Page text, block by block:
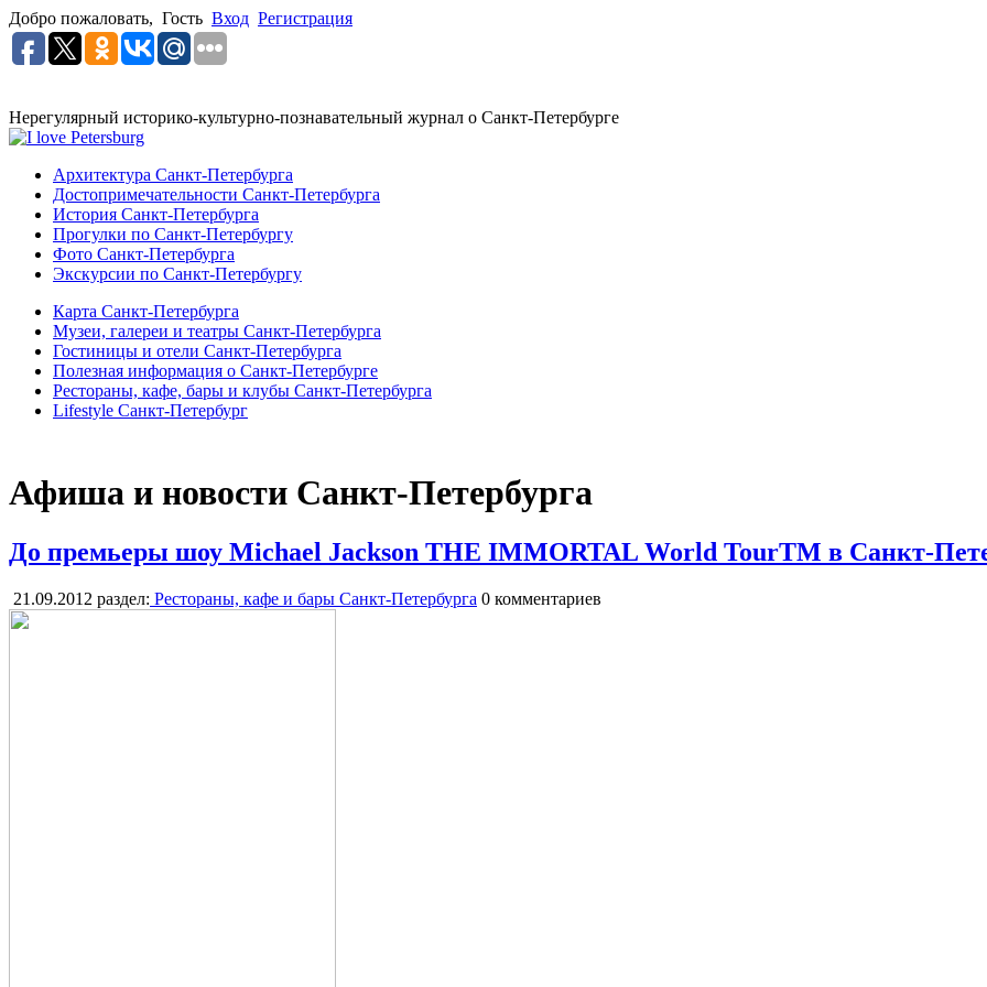
Добро пожаловать, Гость Вход Регистрация
Нерегулярный историко-культурно-познавательный журнал о Санкт-Петербурге
Архитектура Санкт-Петербурга
Достопримечательности Санкт-Петербурга
История Санкт-Петербурга
Прогулки по Санкт-Петербургу
Фото Санкт-Петербурга
Экскурсии по Санкт-Петербургу
Карта Санкт-Петербурга
Музеи, галереи и театры Санкт-Петербурга
Гостиницы и отели Санкт-Петербурга
Полезная информация о Санкт-Петербурге
Рестораны, кафе, бары и клубы Санкт-Петербурга
Lifestyle Санкт-Петербург
Афиша и новости Санкт-Петербурга
До премьеры шоу Michael Jackson THE IMMORTAL World TourTM в Санкт-
21.09.2012 раздел: Рестораны, кафе и бары Санкт-Петербурга 0 комментариев